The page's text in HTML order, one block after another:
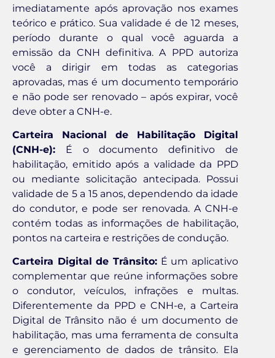
imediatamente após aprovação nos exames
teórico e prático. Sua validade é de 12 meses,
período durante o qual você aguarda a
emissão da CNH definitiva. A PPD autoriza
você a dirigir em todas as categorias
aprovadas, mas é um documento temporário
e não pode ser renovado – após expirar, você
deve obter a CNH-e.
Carteira Nacional de Habilitação Digital
(CNH-e): É o documento definitivo de
habilitação, emitido após a validade da PPD
ou mediante solicitação antecipada. Possui
validade de 5 a 15 anos, dependendo da idade
do condutor, e pode ser renovada. A CNH-e
contém todas as informações de habilitação,
pontos na carteira e restrições de condução.
Carteira Digital de Trânsito: É um aplicativo
complementar que reúne informações sobre
o condutor, veículos, infrações e multas.
Diferentemente da PPD e CNH-e, a Carteira
Digital de Trânsito não é um documento de
habilitação, mas uma ferramenta de consulta
e gerenciamento de dados de trânsito. Ela